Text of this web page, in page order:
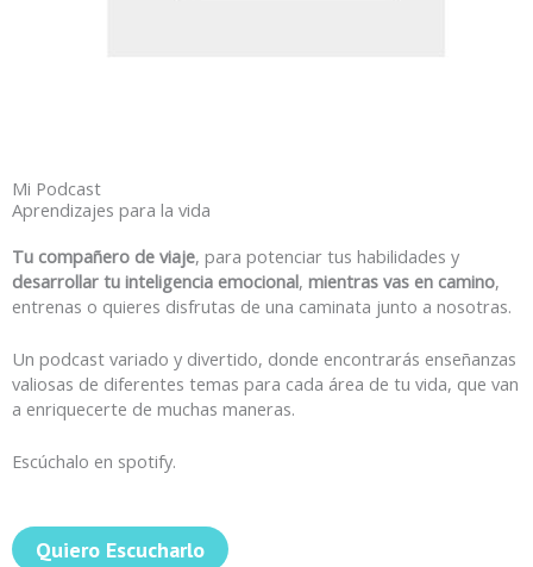
Mi Podcast
Aprendizajes para la vida
Tu compañero de viaje, para potenciar tus habilidades y
desarrollar tu inteligencia emocional, mientras vas en camino,
entrenas o quieres disfrutas de una caminata junto a nosotras.
Un podcast variado y divertido, donde encontrarás enseñanzas
valiosas de diferentes temas para cada área de tu vida, que van
a enriquecerte de muchas maneras.
Escúchalo en spotify.
Quiero Escucharlo